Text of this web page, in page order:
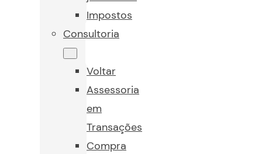
Impostos
Consultoria
Voltar
Assessoria
em
Transações
Compra